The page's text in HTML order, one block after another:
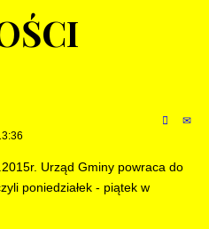
Urząd Gminy powraca do
poniedziałek - piątek w